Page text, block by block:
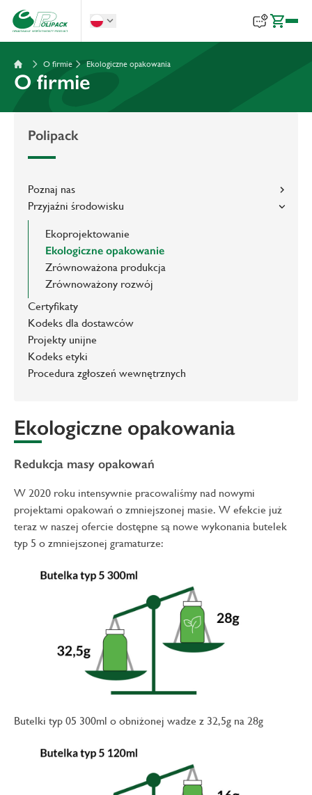
O firmie Ekologiczne opakowania
O firmie
Polipack
Poznaj nas
Przyjaźni środowisku
Ekoprojektowanie
Ekologiczne opakowanie
Zrównoważona produkcja
Zrównoważony rozwój
Certyfikaty
Kodeks dla dostawców
Projekty unijne
Kodeks etyki
Procedura zgłoszeń wewnętrznych
Ekologiczne opakowania
Redukcja masy opakowań
W 2020 roku intensywnie pracowaliśmy nad nowymi
projektami opakowań o zmniejszonej masie. W efekcie już
teraz w naszej ofercie dostępne są nowe wykonania butelek
typ 5 o zmniejszonej gramaturze:
Butelki typ 05 300ml o obniżonej wadze z 32,5g na 28g